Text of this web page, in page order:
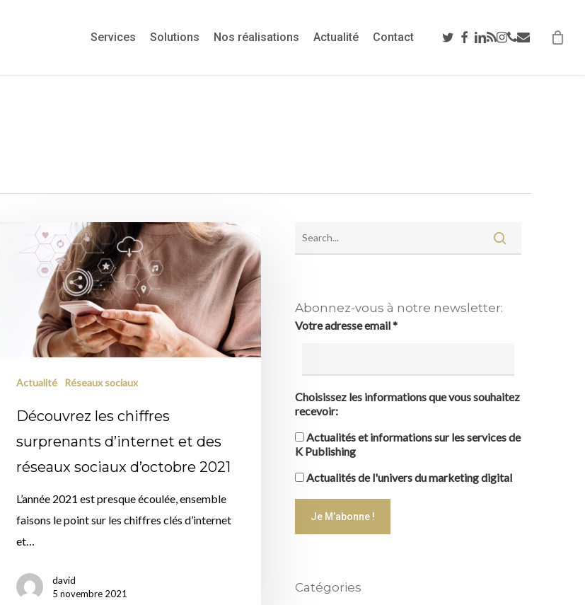
Services Solutions Nos réalisations Actualité Contact twitterfacebook
linkedin
RSSinstagram
phone
email
Découvrez
surprenants
d’internet
réseaux
d’octobre
2021
Actualité Réseaux sociaux
Découvrez les chiffres
surprenants d’internet et des
réseaux sociaux d’octobre 2021
L’année 2021 est presque écoulée, ensemble
faisons le point sur les chiffres clés d’internet
et…
david
5 novembre 2021
Abonnez-vous à notre newsletter:
Votre adresse email*
Choisissez les informations que vous souhaitez
recevoir:
Actualités et informations sur les services de
K Publishing
Actualités de l'univers du marketing digital
Catégories